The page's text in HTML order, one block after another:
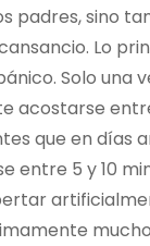
padres, sino
Lo
Solo una
acostarse
que en días
entre 5 y 10